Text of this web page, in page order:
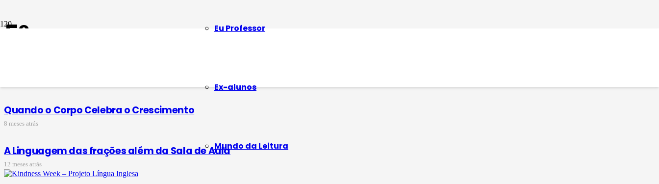
Eu Professor
Ex-alunos
Mundo da Leitura
5º ano
Quando o Corpo Celebra o Crescimento
8 meses atrás
A Linguagem das frações além da Sala de Aula
12 meses atrás